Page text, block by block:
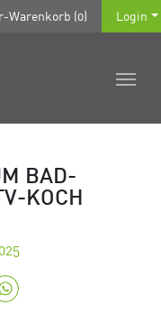
Warenkorb (0) Login
BAD-
KOCH